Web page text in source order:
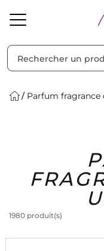
Homme
Parfum fragrance
1980 produit(s)